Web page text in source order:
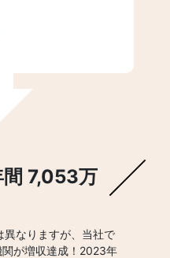
7,053万
異なりますが、当社で
が増収達成！2023年